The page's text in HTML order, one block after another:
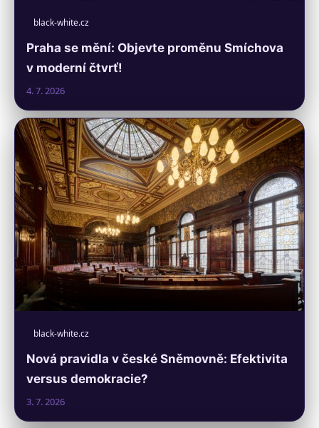
black-white.cz
Praha se mění: Objevte proměnu Smíchova
v moderní čtvrť!
4. 7. 2026
black-white.cz
Nová pravidla v české Sněmovně: Efektivita
versus demokracie?
3. 7. 2026